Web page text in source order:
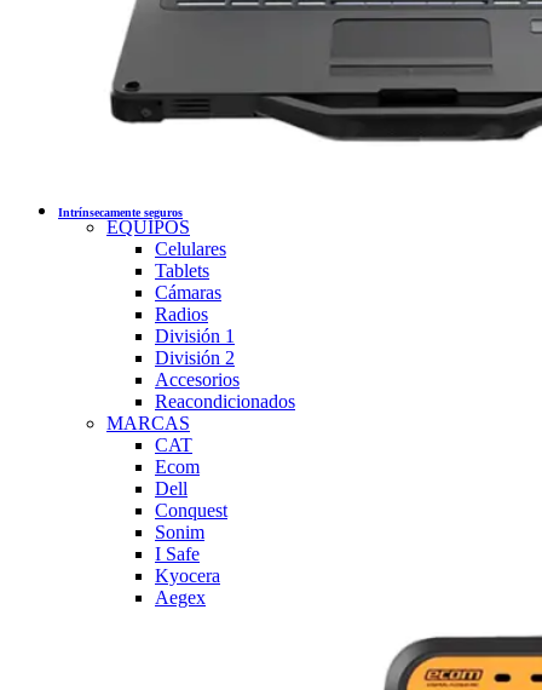
Intrínsecamente seguros
EQUIPOS
Celulares
Tablets
Cámaras
Radios
División 1
División 2
Accesorios
Reacondicionados
MARCAS
CAT
Ecom
Dell
Conquest
Sonim
I Safe
Kyocera
Aegex